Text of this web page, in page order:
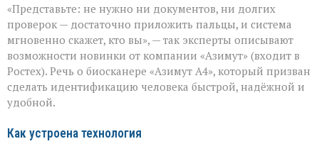
личность
подтвердят
за
секунды»:
новый
биосканер
от
«Азимута»
«Представьте: не нужно ни документов, ни долгих
проверок — достаточно приложить пальцы, и система
мгновенно скажет, кто вы», — так эксперты описывают
возможности новинки от компании «Азимут» (входит в
Ростех). Речь о биосканере «Азимут А4», который призван
сделать идентификацию человека быстрой, надёжной и
удобной.
Как устроена технология